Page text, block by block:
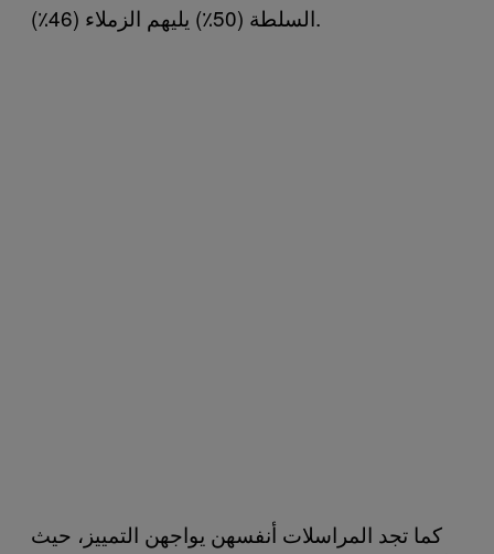
السلطة (50٪) يليهم الزملاء (46٪).
كما تجد المراسلات أنفسهن يواجهن التمييز، حيث